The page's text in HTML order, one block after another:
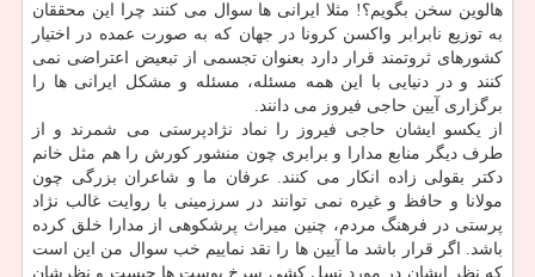
هالوین سخن بگویم؟! مثلا ایرانی ها سوال می کنند چرا این محققان
به توزیع نابرابر واکسن کرونا در جهان که به صورت عمده در اختیار
کشورهای ثروتمند قرار دارد بعنوان تجسمی از تبعیض اعتراضی نمی
کنند و در دنیایی با این همه مسئله، مسئله و مشکل ایرانی ها را
برگزاری آیین حاجی فیروز می دانند.
از یکسو ایشان حاجی فیروز را نماد نژادپرستی می شمرند و از
طرف دیگر منابع مدارا و برابری چون منشور کورش را هم مثل خانم
دکتر بقولی زاده انکار می کنند. عرفان ما و شاعران بزرگی چون
مولانا و حافظ و غیره نمی توانند در سرزمینی با روایت غالب نژاد
پرستی در فرهنگ مردم، چنین میراث پرشکوهی از مدارا خلق کرده
باشد. اگر قرار باشد ما آیین ها را نقد نماییم خب سوال من این است
که نظر ایشان در مورد نسل کشی سرخ پوست ها چیست و نظرشان